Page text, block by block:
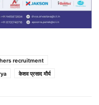
recruitment
केशव प्रसाद मौर्य